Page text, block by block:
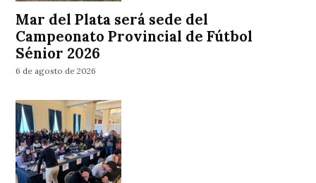
Mar del Plata será sede del
Campeonato Provincial de Fútbol
Sénior 2026
6 de agosto de 2026